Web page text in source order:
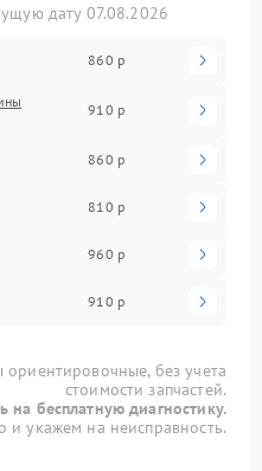
дату 07.08.2026
860 р
910 р
860 р
810 р
960 р
910 р
без учета
стоимости запчастей.
на бесплатную диагностику.
укажем на неисправность.